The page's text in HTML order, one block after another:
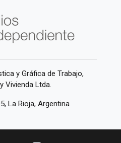
y Gráfica de Trabajo,
Vivienda Ltda.
La Rioja, Argentina